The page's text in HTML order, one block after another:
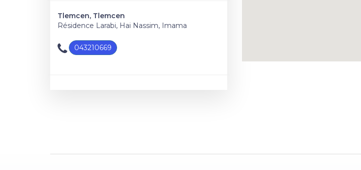
Tlemcen, Tlemcen
Résidence Larabi, Hai Nassim, Imama
043210669